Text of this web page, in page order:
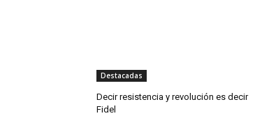
Destacadas
Decir resistencia y revolución es decir
Fidel